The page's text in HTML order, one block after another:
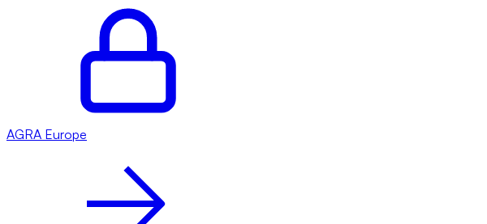
AGRA Europe